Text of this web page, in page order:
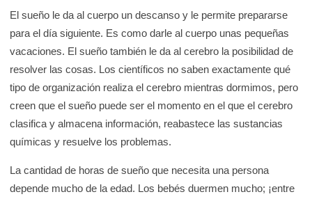
i
b
l
i
o
t
e
c
El sueño le da al cuerpo un descanso y le permite prepararse
para el día siguiente. Es como darle al cuerpo unas pequeñas
vacaciones. El sueño también le da al cerebro la posibilidad de
resolver las cosas. Los científicos no saben exactamente qué
tipo de organización realiza el cerebro mientras dormimos, pero
creen que el sueño puede ser el momento en el que el cerebro
clasifica y almacena información, reabastece las sustancias
químicas y resuelve los problemas.
La cantidad de horas de sueño que necesita una persona
depende mucho de la edad. Los bebés duermen mucho; ¡entre